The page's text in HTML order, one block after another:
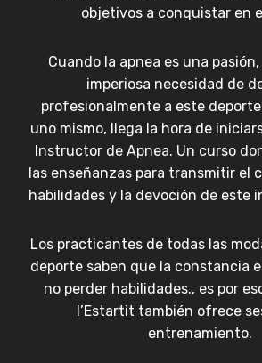
objetivos a conquistar en
Cuando la apnea es una
imperiosa necesidad de
profesionalmente a este
uno mismo, llega la hora de
Instructor de Apnea. Un curso
las enseñanzas para transmitir el
habilidades y la devoción de este
Los practicantes de todas las
deporte saben que la constancia
no perder habilidades., es por
l’Estartit también ofrece
entrenamiento.